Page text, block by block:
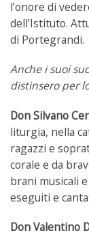
l’onore di
dell’Istituto.
di Portegrandi.
Anche i suoi
distinsero per
Don Silvano
liturgia, nella
ragazzi e
corale e da
brani musicali
eseguiti e
Don Valentino